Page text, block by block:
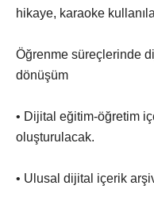
hikaye, karaoke
Öğrenme süreçlerinde
dönüşüm
• Dijital eğitim-öğretim
oluşturulacak.
• Ulusal dijital içerik